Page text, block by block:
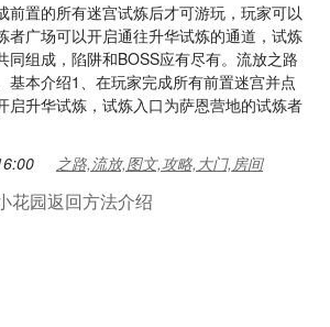
前置的所有迷宫试炼后才可游玩，玩家可以
者广场可以开启通往升华试炼的通道，试炼
同组成，陷阱和BOSS应有尽有。流放之路
基本介绍1、在玩家完成所有前置迷宫并点
启升华试炼，试炼入口为萨恩营地的试炼者
之路,流放,图文,攻略,大门,房间